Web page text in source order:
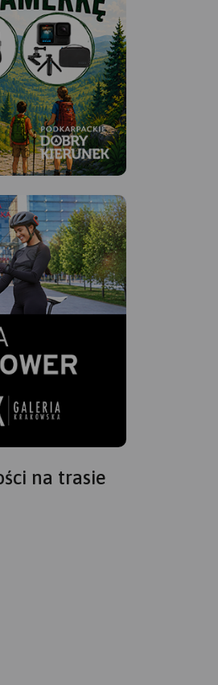
na trasie